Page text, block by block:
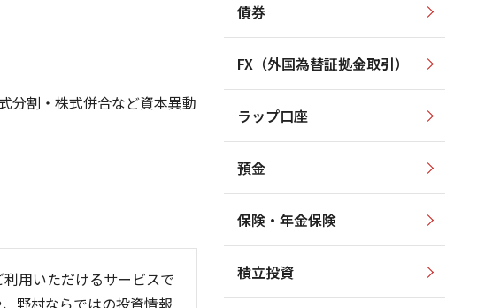
平均 出来高(千)
動平均 出来高(千)
分割・株式併合など資本異動
用いただけるサービスで
野村ならではの投資情報
債券
FX（外国為替証拠金取引）
ラップ口座
預金
保険・年金保険
積立投資